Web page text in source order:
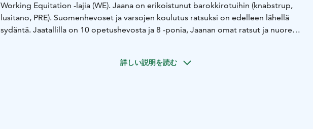
Working Equitation -lajia (WE). Jaana on erikoistunut barokkirotuihin (knabstrup,
lusitano, PRE). Suomenhevoset ja varsojen koulutus ratsuksi on edelleen lähellä
sydäntä. Jaatallilla on 10 opetushevosta ja 8 -ponia, Jaanan omat ratsut ja nuoret
詳しい説明を読む